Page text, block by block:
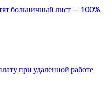
больничный лист — 100%
при удаленной работе